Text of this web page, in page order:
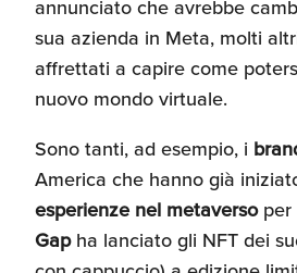
annunciato che avrebbe
sua azienda in Meta, molti
affrettati a capire come
nuovo mondo virtuale.
Sono tanti, ad esempio, i
America che hanno già
esperienze nel metaversoper
Gapha lanciato gli NFT dei